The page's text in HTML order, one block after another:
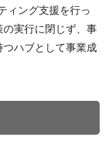
ィング支援を行っ
実行に閉じず、事
ハブとして事業成